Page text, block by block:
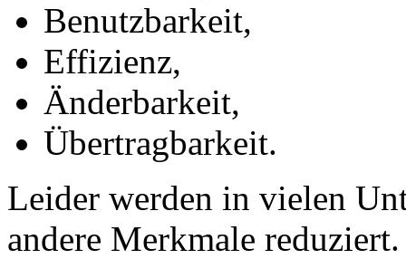
Benutzbarkeit,
Effizienz,
Änderbarkeit,
Übertragbarkeit.
Leider werden in vielen
andere Merkmale